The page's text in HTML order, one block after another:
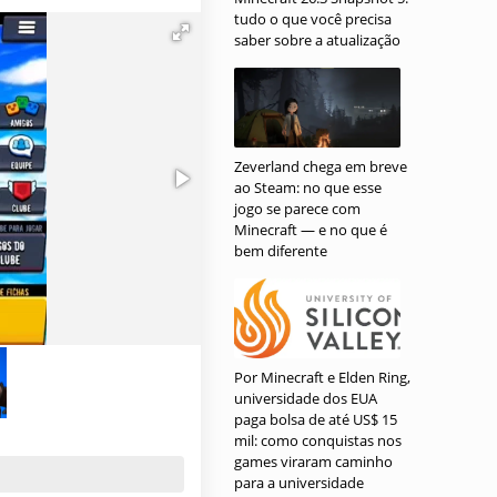
tudo o que você precisa
saber sobre a atualização
Zeverland chega em breve
ao Steam: no que esse
jogo se parece com
Minecraft — e no que é
bem diferente
Por Minecraft e Elden Ring,
universidade dos EUA
paga bolsa de até US$ 15
mil: como conquistas nos
games viraram caminho
para a universidade